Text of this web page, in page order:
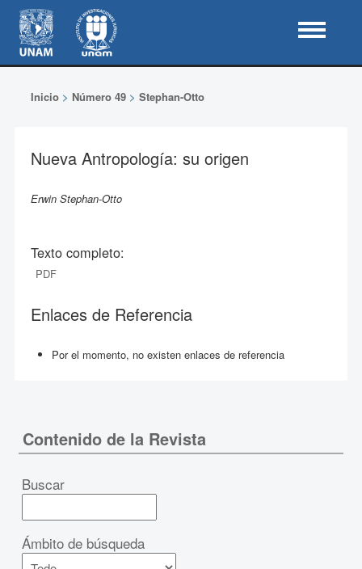
Inicio> Número 49> Stephan-Otto
Nueva Antropología: su origen
Erwin Stephan-Otto
Texto completo:
PDF
Enlaces de Referencia
Por el momento, no existen enlaces de referencia
Contenido de la Revista
Buscar
Ámbito de búsqueda